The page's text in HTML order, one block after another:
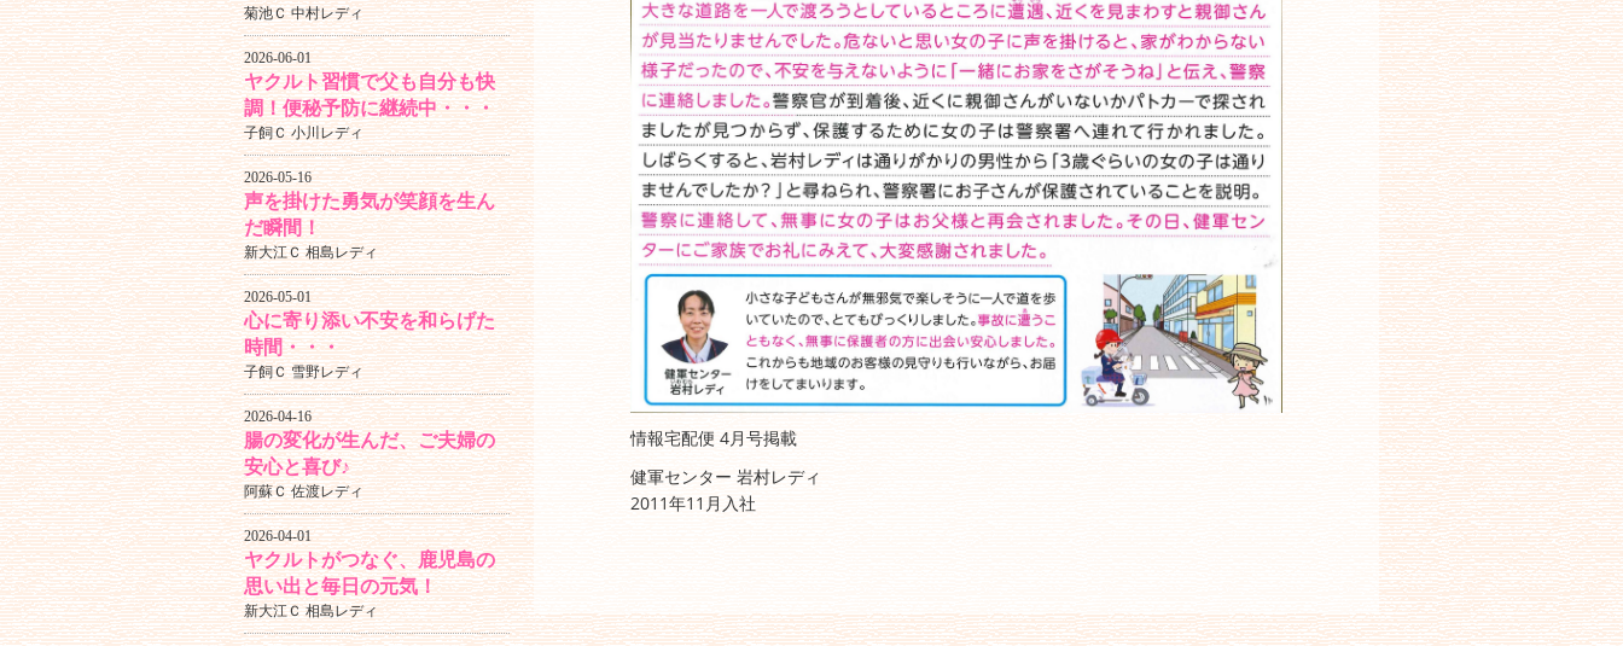
菊池Ｃ 中村レディ
2026-06-01
ヤクルト習慣で父も自分も快
調！便秘予防に継続中・・・
子飼Ｃ 小川レディ
2026-05-16
声を掛けた勇気が笑顔を生ん
だ瞬間！
新大江Ｃ 相島レディ
2026-05-01
心に寄り添い不安を和らげた
時間・・・
子飼Ｃ 雪野レディ
2026-04-16
腸の変化が生んだ、ご夫婦の
安心と喜び♪
阿蘇Ｃ 佐渡レディ
2026-04-01
ヤクルトがつなぐ、鹿児島の
思い出と毎日の元気！
新大江Ｃ 相島レディ
情報宅配便 4月号掲載
健軍センター 岩村レディ
2011年11月入社